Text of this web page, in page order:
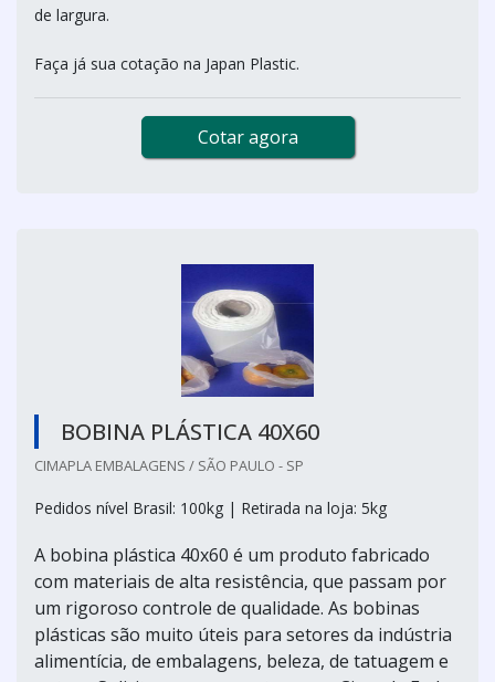
de largura.
Faça já sua cotação na Japan Plastic.
Cotar agora
BOBINA PLÁSTICA 40X60
CIMAPLA EMBALAGENS / SÃO PAULO - SP
Pedidos nível Brasil: 100kg | Retirada na loja: 5kg
A bobina plástica 40x60 é um produto fabricado
com materiais de alta resistência, que passam por
um rigoroso controle de qualidade. As bobinas
plásticas são muito úteis para setores da indústria
alimentícia, de embalagens, beleza, de tatuagem e